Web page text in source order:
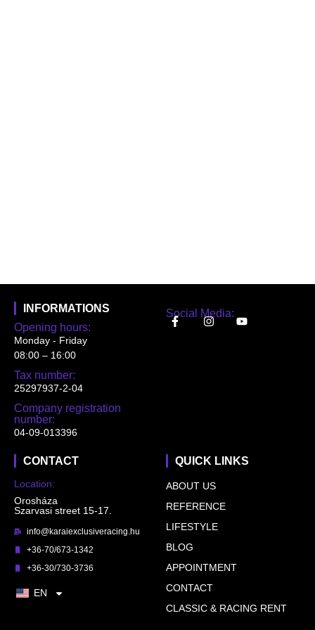
Social Media:
INFORMATIONS
Opening hours:
Monday - Friday
08:00 – 16:00
Tax number:
25297937-2-04
Company registration
number:
04-09-013396
QUICK LINKS
ABOUT US
REFERENCE
LIFESTYLE
BLOG
APPOINTMENT
CONTACT
CLASSIC & RACING RENT
CONTACT
Location:
Orosháza
Szarvasi street 15-17.
info@karaiexclusiveracing.hu
+36-70/673-1342
+36-30/730-3736
EN